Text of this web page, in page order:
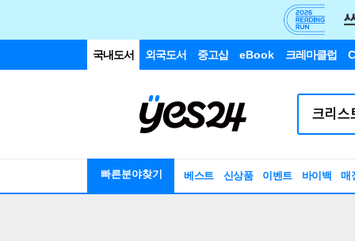
국내도서 외국도서 중고샵 eBook 크레마클럽
빠른분야찾기 베스트 신상품 이벤트 바이백 매